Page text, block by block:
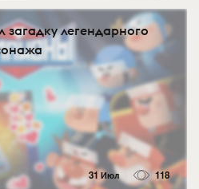
легендарного
31 Июл 118